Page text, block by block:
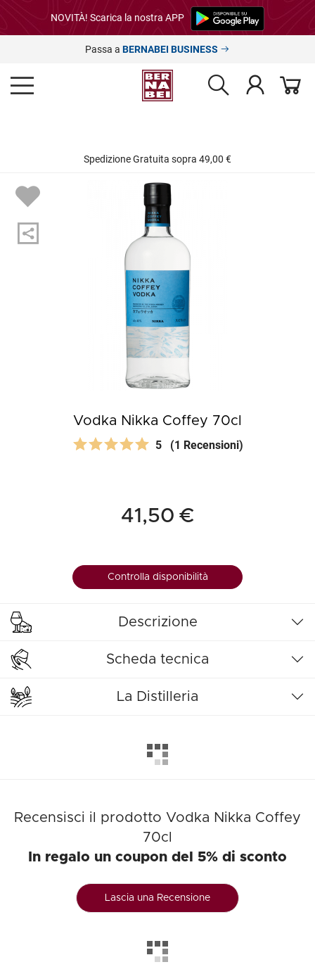
NOVITÀ! Scarica la nostra APP
Passa a BERNABEI BUSINESS
Spedizione Gratuita sopra 49,00 €
Vodka Nikka Coffey 70cl
5 (1 Recensioni)
41,50 €
Controlla disponibilità
Descrizione
Scheda tecnica
La Distilleria
Recensisci il prodotto Vodka Nikka Coffey
70cl
In regalo un coupon del 5% di sconto
Lascia una Recensione